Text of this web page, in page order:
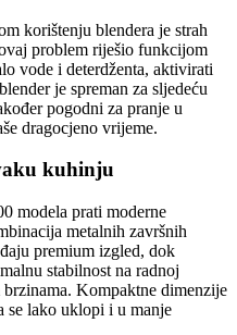
korištenju blendera je strah
problem riješio funkcijom
vode i deterdženta, aktivirati
je spreman za sljedeću
pogodni za pranje u
dragocjeno vrijeme.
kuhinju
modela prati moderne
metalnih završnih
premium izgled, dok
stabilnost na radnoj
Kompaktne dimenzije
se lako uklopi i u manje